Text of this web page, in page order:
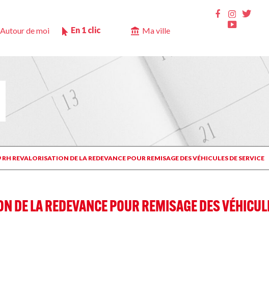
Autour de moi En 1 clic Ma ville
Facebook
Insta
Youtube
RH REVALORISATION DE LA REDEVANCE POUR REMISAGE DES VÉHICULES DE SERVICE
LA REDEVANCE POUR REMISAGE DES